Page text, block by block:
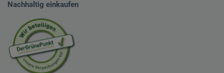
Nachhaltig einkaufen